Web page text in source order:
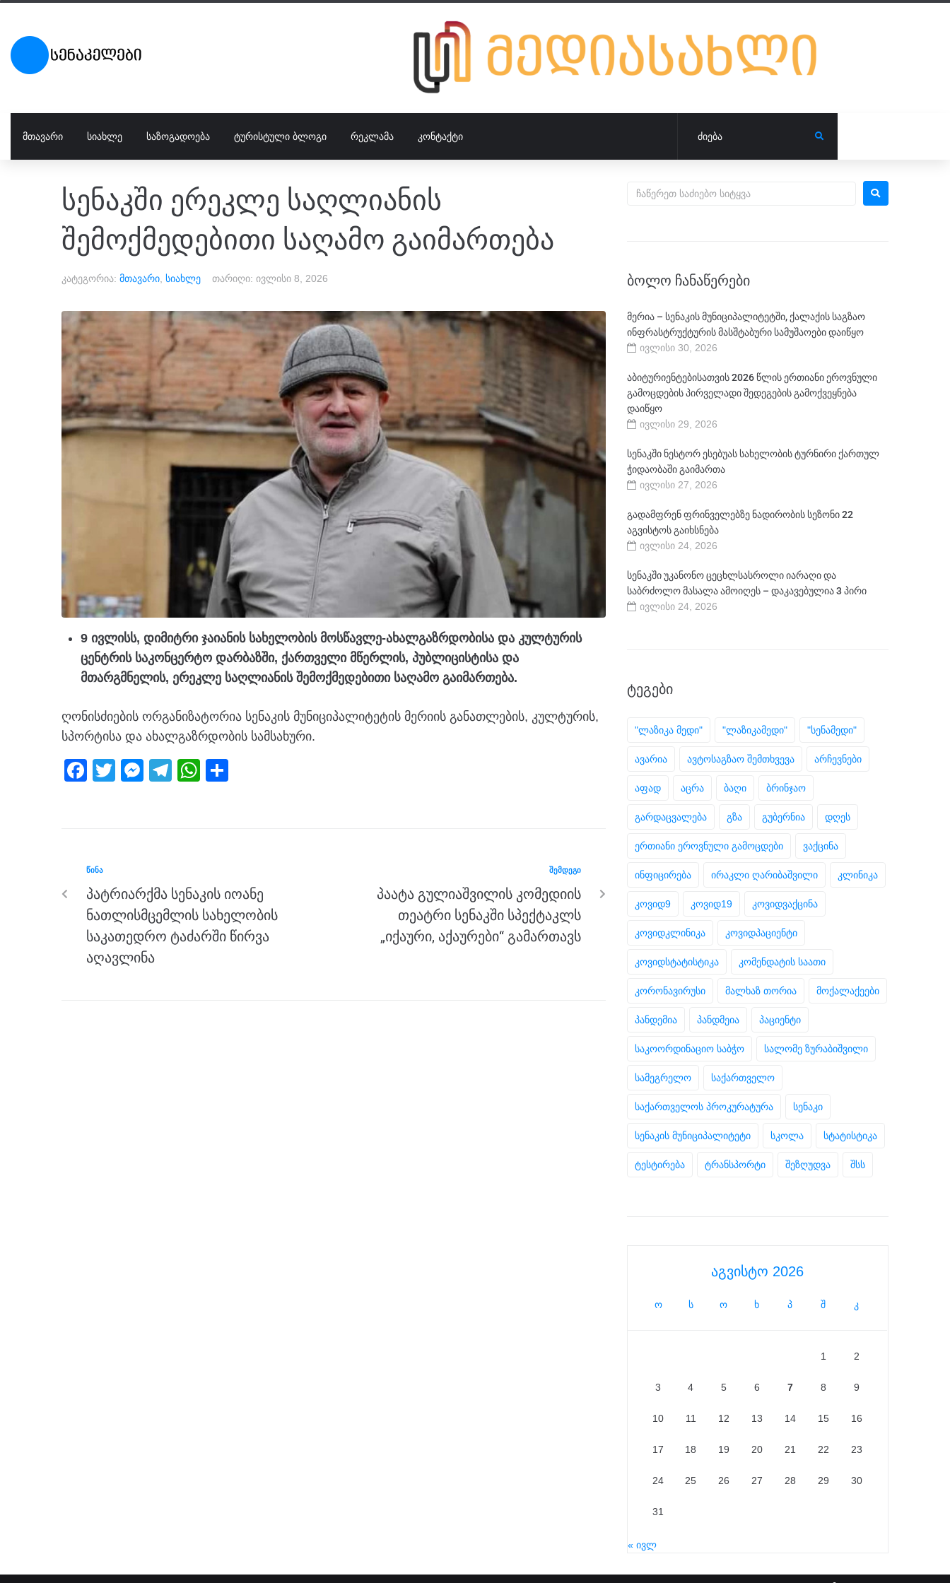
ᲛᲗᲐᲕᲐᲠᲘ ᲡᲘᲐᲮᲚᲔ ᲡᲐᲖᲝᲒᲐᲓᲝᲔᲑᲐ ᲢᲣᲠᲘᲡᲢᲣᲚᲘ ᲑᲚᲝᲒᲘ ᲠᲔᲙᲚᲐᲛᲐ ᲙᲝᲜᲢᲐᲥᲢᲘ
სენაკში ერეკლე საღლიანის
შემოქმედებითი საღამო გაიმართება
კატეგორია: მთავარი სიახლე თარიღი: ივლისი 8, 2026
9 ივლისს, დიმიტრი ჯაიანის სახელობის მოსწავლე-ახალგაზრდობისა და კულტურის
ცენტრის საკონცერტო დარბაზში, ქართველი მწერლის, პუბლიცისტისა და
მთარგმნელის, ერეკლე საღლიანის შემოქმედებითი საღამო გაიმართება.
ღონისძიების ორგანიზატორია სენაკის მუნიციპალიტეტის მერიის განათლების, კულტურის,
სპორტისა და ახალგაზრდობის სამსახური.
F
b
o
o
k
T
M
g
er
T
m
W
p
ᲬᲘᲜᲐ
პატრიარქმა სენაკის იოანე
ნათლისმცემლის სახელობის
საკათედრო ტაძარში წირვა
აღავლინა
ᲨᲔᲛᲓᲔᲒᲘ
პაატა გულიაშვილის კომედიის
თეატრი სენაკში სპექტაკლს
„იქაური, აქაურები“ გამართავს
ᲑᲝᲚᲝ ᲩᲐᲜᲐᲬᲔᲠᲔᲑᲘ
მერია – სენაკის მუნიციპალიტეტში, ქალაქის საგზაო
ინფრასტრუქტურის მასშტაბური სამუშაოები დაიწყო
ივლისი 30, 2026
აბიტურიენტებისათვის 2026 წლის ერთიანი ეროვნული
გამოცდების პირველადი შედეგების გამოქვეყნება
დაიწყო
ივლისი 29, 2026
სენაკში ნესტორ ესებუას სახელობის ტურნირი ქართულ
ჭიდაობაში გაიმართა
ივლისი 27, 2026
გადამფრენ ფრინველებზე ნადირობის სეზონი 22
აგვისტოს გაიხსნება
ივლისი 24, 2026
სენაკში უკანონო ცეცხლსასროლი იარაღი და
საბრძოლო მასალა ამოიღეს – დაკავებულია 3 პირი
ივლისი 24, 2026
ᲢᲔᲒᲔᲑᲘ
"ლაზიკა მედი" "ლაზიკამედი" "სენამედი"
ავარია ავტოსაგზაო შემთხვევა არჩევნები
აფად აცრა ბაღი ბრინჯაო
გარდაცვალება გზა გუბერნია დღეს
ერთიანი ეროვნული გამოცდები ვაქცინა
ინფიცირება ირაკლი ღარიბაშვილი კლინიკა
კოვიდ9 კოვიდ19 კოვიდვაქცინა
კოვიდკლინიკა კოვიდპაციენტი
კოვიდსტატისტიკა კომენდატის საათი
კორონავირუსი მალხაზ თორია მოქალაქეები
პანდემია პანდმეია პაციენტი
საკოორდინაციო საბჭო სალომე ზურაბიშვილი
სამეგრელო საქართველო
საქართველოს პროკურატურა სენაკი
სენაკის მუნიციპალიტეტი სკოლა სტატისტიკა
ტესტირება ტრანსპორტი შეზღუდვა შსს
აგვისტო 2026
ო ს ო ხ პ შ კ
1 2
3 4 5 6 7 8 9
10 11 12 13 14 15 16
17 18 19 20 21 22 23
24 25 26 27 28 29 30
31
« ივლ